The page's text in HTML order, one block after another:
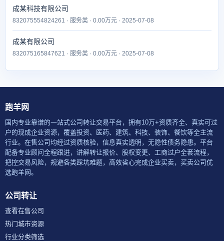
成某科技有限公司
832075554824261 · 服务类 · 0.00万元 · 2025-07-08
成某有限公司
832075165847621 · 服务类 · 0.00万元 · 2025-07-08
跑羊网
国内专业靠谱的一站式公司转让交易平台，拥有10万+资质齐全、真实可过
户的现成企业资源，覆盖投资、医药、建筑、科技、装饰、餐饮等全主流
行业。在售公司均经过资质核验，信息真实透明，无隐性债务隐患。平台
配备专业顾问全程跟进，讲解转让报价、股权变更、工商过户全套流程，
把控交易风险，规避各类踩坑难题，高效省心完成企业买卖，买卖公司优
选跑羊网。
公司转让
查看在售公司
热门城市资源
行业分类筛选